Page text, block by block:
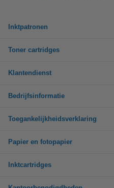
Inktpatronen
Toner cartridges
Klantendienst
Bedrijfsinformatie
Toegankelijkheidsverklaring
Papier en fotopapier
Inktcartridges